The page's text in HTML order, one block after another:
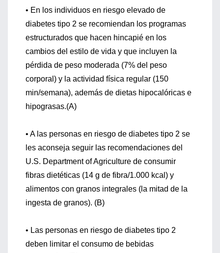
• En los individuos en riesgo elevado de
diabetes tipo 2 se recomiendan los programas
estructurados que hacen hincapié en los
cambios del estilo de vida y que incluyen la
pérdida de peso moderada (7% del peso
corporal) y la actividad física regular (150
min/semana), además de dietas hipocalóricas e
hipograsas.(A)
• A las personas en riesgo de diabetes tipo 2 se
les aconseja seguir las recomendaciones del
U.S. Department of Agriculture de consumir
fibras dietéticas (14 g de fibra/1.000 kcal) y
alimentos con granos integrales (la mitad de la
ingesta de granos). (B)
• Las personas en riesgo de diabetes tipo 2
deben limitar el consumo de bebidas